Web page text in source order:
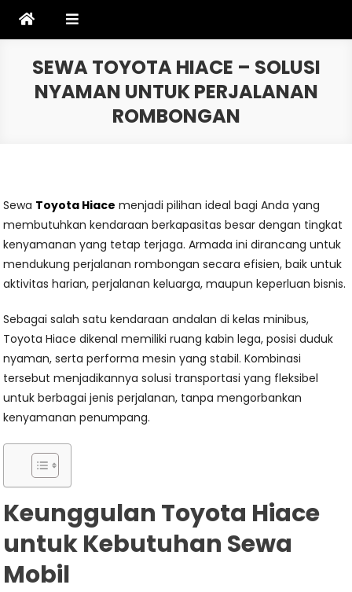
SEWA TOYOTA HIACE – SOLUSI
NYAMAN UNTUK PERJALANAN
ROMBONGAN
Sewa Toyota Hiace menjadi pilihan ideal bagi Anda yang
membutuhkan kendaraan berkapasitas besar dengan tingkat
kenyamanan yang tetap terjaga. Armada ini dirancang untuk
mendukung perjalanan rombongan secara efisien, baik untuk
aktivitas harian, perjalanan keluarga, maupun keperluan bisnis.
Sebagai salah satu kendaraan andalan di kelas minibus,
Toyota Hiace dikenal memiliki ruang kabin lega, posisi duduk
nyaman, serta performa mesin yang stabil. Kombinasi
tersebut menjadikannya solusi transportasi yang fleksibel
untuk berbagai jenis perjalanan, tanpa mengorbankan
kenyamanan penumpang.
Keunggulan Toyota Hiace
untuk Kebutuhan Sewa
Mobil